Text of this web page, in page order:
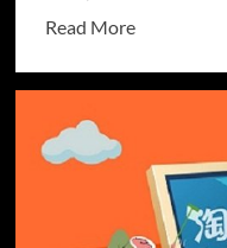
Read MoreRead
mua
hàng
trên